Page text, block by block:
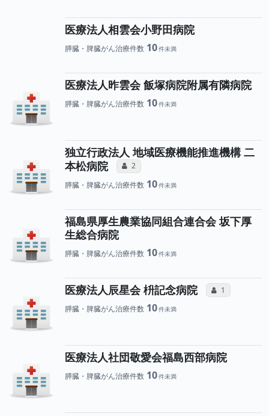
医療法人相雲会小野田病院
膵臓・脾臓がん治療件数 10
医療法人昨雲会 飯塚病院附属有隣病院
膵臓・脾臓がん治療件数 10
独立行政法人 地域医療機能推進機構 二
本松病院
コミュニケーション・タイプ（合算）
2 所属医師へのコミュニケー
膵臓・脾臓がん治療件数 10
福島県厚生農業協同組合連合会 坂下厚
生総合病院
膵臓・脾臓がん治療件数 10
医療法人辰星会 枡記念病院 コミュニケー
1 所属医
膵臓・脾臓がん治療件数 10
医療法人社団敬愛会福島西部病院
膵臓・脾臓がん治療件数 10